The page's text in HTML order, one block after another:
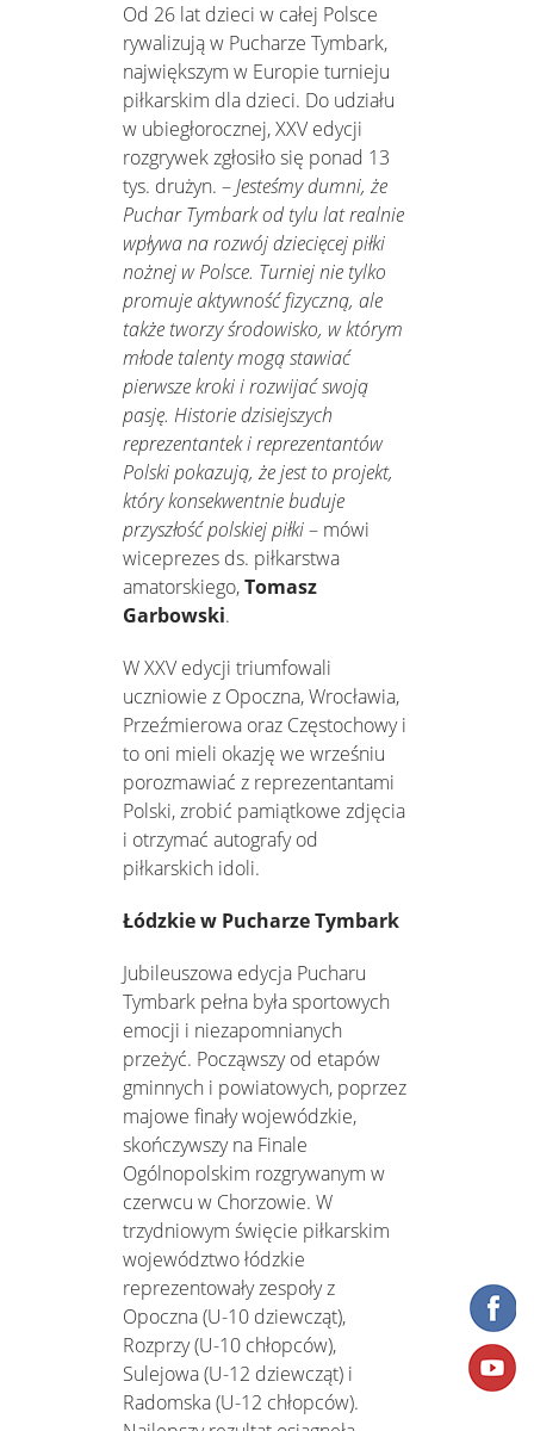
Od 26 lat dzieci w całej Polsce
rywalizują w Pucharze Tymbark,
największym w Europie turnieju
piłkarskim dla dzieci. Do udziału
w ubiegłorocznej, XXV edycji
rozgrywek zgłosiło się ponad 13
tys. drużyn. –Jesteśmy dumni, że
Puchar Tymbark od tylu lat realnie
wpływa na rozwój dziecięcej piłki
nożnej w Polsce. Turniej nie tylko
promuje aktywność fizyczną, ale
także tworzy środowisko, w którym
młode talenty mogą stawiać
pierwsze kroki i rozwijać swoją
pasję. Historie dzisiejszych
reprezentantek i reprezentantów
Polski pokazują, że jest to projekt,
który konsekwentnie buduje
przyszłość polskiej piłki– mówi
wiceprezes ds. piłkarstwa
amatorskiego,Tomasz
Garbowski.
W XXV edycji triumfowali
uczniowie z Opoczna, Wrocławia,
Przeźmierowa oraz Częstochowy i
to oni mieli okazję we wrześniu
porozmawiać z reprezentantami
Polski, zrobić pamiątkowe zdjęcia
i otrzymać autografy od
piłkarskich idoli.
Łódzkie w Pucharze Tymbark
Jubileuszowa edycja Pucharu
Tymbark pełna była sportowych
emocji i niezapomnianych
przeżyć. Począwszy od etapów
gminnych i powiatowych, poprzez
majowe finały wojewódzkie,
skończywszy na Finale
Ogólnopolskim rozgrywanym w
czerwcu w Chorzowie. W
trzydniowym święcie piłkarskim
województwo łódzkie
reprezentowały zespoły z
Opoczna (U-10 dziewcząt),
Rozprzy (U-10 chłopców),
Sulejowa (U-12 dziewcząt) i
Radomska (U-12 chłopców).